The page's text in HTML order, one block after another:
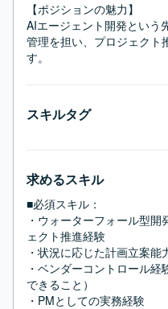
【ポジションの魅力】
AIエージェント開発という
管理を担い、プロジェクト
す。
スキルタグ
求めるスキル
■必須スキル：
・ウォーターフォール型
ェクト推進経験
・状況に応じた計画立案能
・ベンダーコントロール
できること）
・PMとしての実務経験